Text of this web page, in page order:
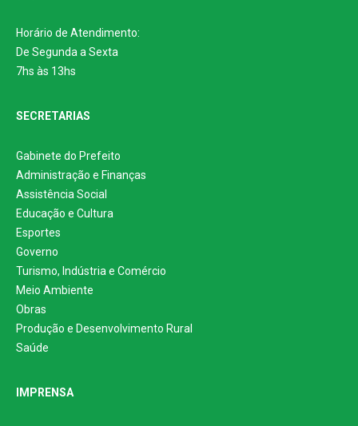
Horário de Atendimento:
De Segunda a Sexta
7hs às 13hs
SECRETARIAS
Gabinete do Prefeito
Administração e Finanças
Assistência Social
Educação e Cultura
Esportes
Governo
Turismo, Indústria e Comércio
Meio Ambiente
Obras
Produção e Desenvolvimento Rural
Saúde
IMPRENSA